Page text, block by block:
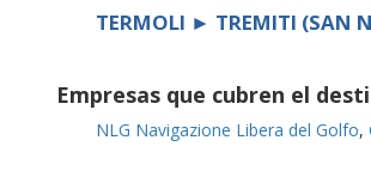
TERMOLI ► TREMITI (SAN
Empresas que cubren el
NLG Navigazione Libera del Golfo,